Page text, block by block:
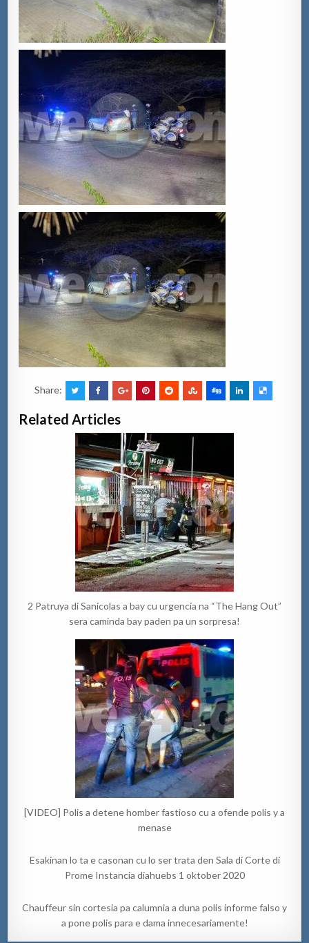
Share:
Related Articles
2 Patruya di Sanicolas a bay cu urgencia na “The Hang Out”
sera caminda bay paden pa un sorpresa!
[VIDEO] Polis a detene homber fastioso cu a ofende polis y a
menase
Esakinan lo ta e casonan cu lo ser trata den Sala di Corte di
Prome Instancia diahuebs 1 oktober 2020
Chauffeur sin cortesia pa calumnia a duna polis informe falso y
a pone polis para e dama innecesariamente!